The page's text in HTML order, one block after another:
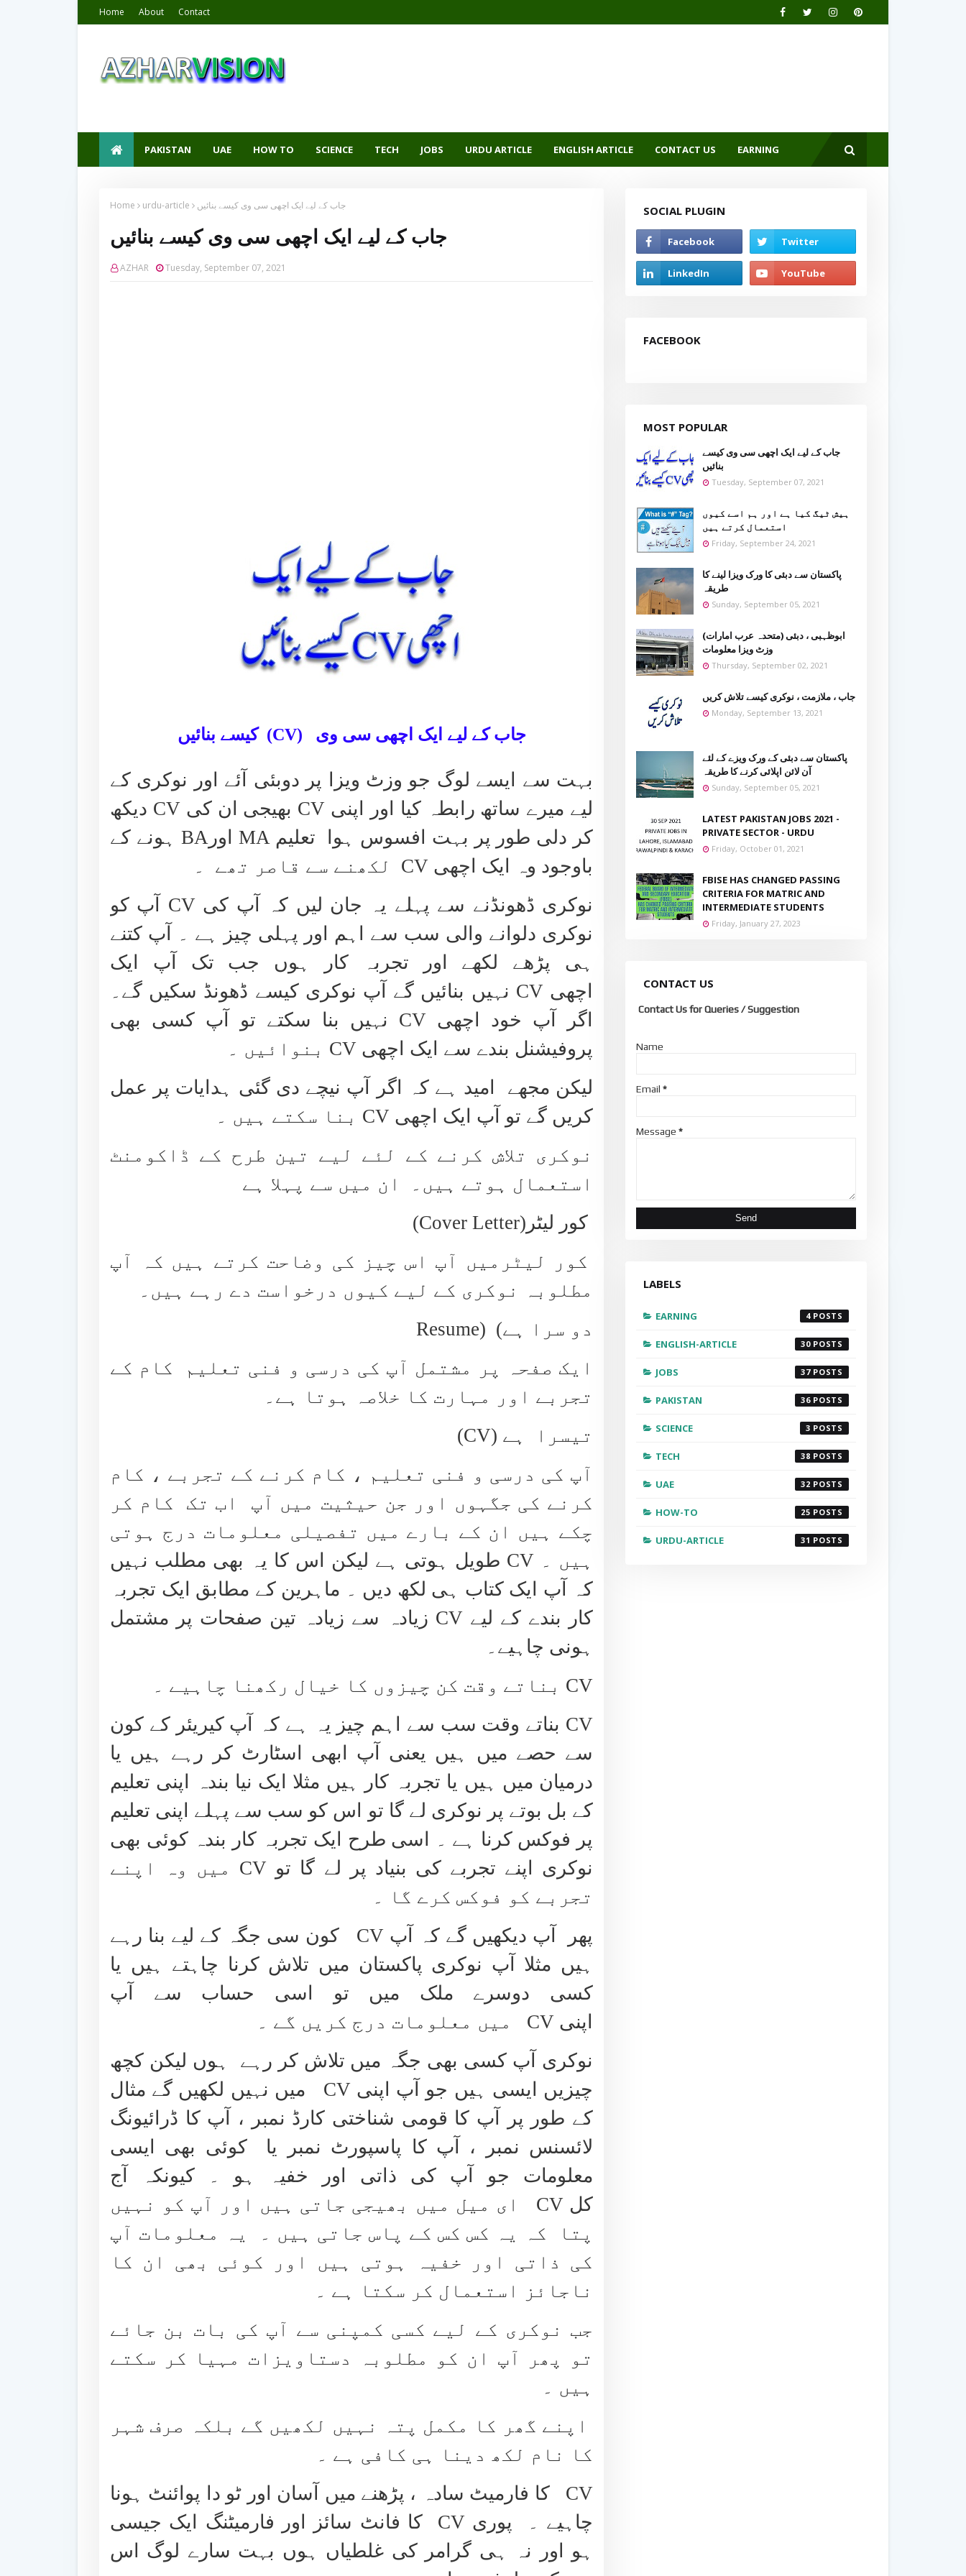
Home About Contact
PAKISTAN UAE HOW TO SCIENCE TECH JOBS URDU ARTICLE ENGLISH ARTICLE CONTACT US EARNING
Home urdu-article جاب کے لیے ایک اچھی سی وی کیسے بنائیں
جاب کے لیے ایک اچھی سی وی کیسے بنائیں
AZHAR Tuesday, September 07, 2021
جاب کے لیے ایک اچھی سی وی (CV) کیسے بنائیں
بہت سے ایسے لوگ جو وزٹ ویزا پر دوبئی آئے اور نوکری کے
لیے میرے ساتھ رابطہ کیا اور اپنی CV بھیجی ان کیCV دیکھ
کر دلی طور پر بہت افسوس ہوا تعلیمMA اورBA ہونے کے
باوجود وہ ایک اچھی CV لکھنے سے قاصر تھے ۔
نوکری ڈھونڈنے سے پہلے یہ جان لیں کہ آپ کیCV آپ کو
نوکری دلوانے والی سب سے اہم اور پہلی چیز ہے ۔ آپ کتنے
ہی پڑھے لکھے اور تجربہ کار ہوں جب تک آپ ایک
اچھیCV نہیں بنائیں گے آپ نوکری کیسے ڈھونڈ سکیں گے۔
اگر آپ خود اچھی CV نہیں بنا سکتے تو آپ کسی بھی
پروفیشنل بندے سے ایک اچھی CV بنوائیں ۔
لیکن مجھے امید ہے کہ اگر آپ نیچے دی گئی ہدایات پر عمل
کریں گے تو آپ ایک اچھی CV بنا سکتے ہیں ۔
نوکری تلاش کرنے کے لئے لیے تین طرح کے ڈاکومنٹ
استعمال ہوتے ہیں۔ ان میں سے پہلا ہے
کور لیٹر(Cover Letter
)
کور لیٹرمیں آپ اس چیز کی وضاحت کرتے ہیں کہ آپ
مطلوبہ نوکری کے لیے کیوں درخواست دے رہے ہیں۔
دو سرا ہے) (Resume
ایک صفحہ پر مشتمل آپ کی درسی و فنی تعلیم کام کے
تجربے اور مہارت کا خلاصہ ہوتا ہے۔
تیسرا ہے (CV
)
آپ کی درسی و فنی تعلیم ، کام کرنے کے تجربے ، کام
کرنے کی جگہوں اور جن حیثیت میں آپ اب تک کام کر
چکے ہیں ان کے بارے میں تفصیلی معلومات درج ہوتی
ہیں ۔ CV طویل ہوتی ہے لیکن اس کا یہ بھی مطلب نہیں
کہ آپ ایک کتاب ہی لکھ دیں ۔ ماہرین کے مطابق ایک تجربہ
کار بندے کے لیےCV زیادہ سے زیادہ تین صفحات پر مشتمل
ہونی چاہیے۔
CV بناتے وقت کن چیزوں کا خیال رکھنا چاہیے ۔
CV بناتے وقت سب سے اہم چیز یہ ہے کہ آپ کیریئر کے کون
سے حصے میں ہیں یعنی آپ ابھی اسٹارٹ کر رہے ہیں یا
درمیان میں ہیں یا تجربہ کار ہیں مثلا ایک نیا بندہ اپنی تعلیم
کے بل بوتے پر نوکری لے گا تو اس کو سب سے پہلے اپنی تعلیم
پر فوکس کرنا ہے ۔ اسی طرح ایک تجربہ کار بندہ کوئی بھی
نوکری اپنے تجربے کی بنیاد پر لے گا تو CV میں وہ اپنے
تجربے کو فوکس کرے گا ۔
پھر آپ دیکھیں گے کہ آپ CV کون سی جگہ کے لیے بنا رہے
ہیں مثلا آپ نوکری پاکستان میں تلاش کرنا چاہتے ہیں یا
کسی دوسرے ملک میں تو اسی حساب سے آپ
اپنی CV میں معلومات درج کریں گے ۔
نوکری آپ کسی بھی جگہ میں تلاش کر رہے ہوں لیکن کچھ
چیزیں ایسی ہیں جو آپ اپنیCV میں نہیں لکھیں گے مثال
کے طور پر آپ کا قومی شناختی کارڈ نمبر ، آپ کا ڈرائیونگ
لائسنس نمبر ، آپ کا پاسپورٹ نمبر یا کوئی بھی ایسی
معلومات جو آپ کی ذاتی اور خفیہ ہو ۔ کیونکہ آج
کلCV ای میل میں بھیجی جاتی ہیں اور آپ کو نہیں
پتا کہ یہ کس کس کے پاس جاتی ہیں ۔ یہ معلومات آپ
کی ذاتی اور خفیہ ہوتی ہیں اور کوئی بھی ان کا
ناجائز استعمال کر سکتا ہے ۔
جب نوکری کے لیے کسی کمپنی سے آپ کی بات بن جائے
تو پھر آپ ان کو مطلوبہ دستاویزات مہیا کر سکتے
ہیں ۔
اپنے گھر کا مکمل پتہ نہیں لکھیں گے بلکہ صرف شہر
کا نام لکھ دینا ہی کافی ہے ۔
CV کا فارمیٹ سادہ ، پڑھنے میں آسان اور ٹو دا پوائنٹ ہونا
چاہیے ۔ پوریCV کا فانٹ سائز اور فارمیٹنگ ایک جیسی
ہو اور نہ ہی گرامر کی غلطیاں ہوں بہت سارے لوگ اس
SOCIAL PLUGIN
FACEBOOK
MOST POPULAR
جاب کے لیے ایک اچھی سی وی کیسے
بنائیں
Tuesday, September 07, 2021
ہیش ٹیگ کیا ہے اور ہم اسے کیوں
استعمال کرتے ہیں
Friday, September 24, 2021
پاکستان سے دبئی کا ورک ویزا لینے کا
طریقہ
Sunday, September 05, 2021
ابوظہبی ، دبئی (متحدہ عرب امارات)
وزٹ ویزا معلومات
Thursday, September 02, 2021
جاب ، ملازمت ، نوکری کیسے تلاش کریں
Monday, September 13, 2021
پاکستان سے دبئی کے ورک ویزے کے لئے
آن لائن اپلائی کرنے کا طریقہ
Sunday, September 05, 2021
LATEST PAKISTAN JOBS 2021 -
PRIVATE SECTOR - URDU
Friday, October 01, 2021
FBISE HAS CHANGED PASSING
CRITERIA FOR MATRIC AND
INTERMEDIATE STUDENTS
Friday, January 27, 2023
CONTACT US
Contact Us for Queries / Suggestion
Name
Email *
Message *
LABELS
EARNING 4
ENGLISH-ARTICLE 30
JOBS 37
PAKISTAN 36
SCIENCE 3
TECH 38
UAE 32
HOW-TO 25
URDU-ARTICLE 31